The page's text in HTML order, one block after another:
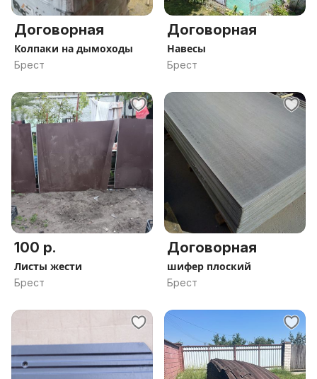
Договорная
Колпаки на дымоходы
Брест
Договорная
Навесы
Брест
100 р.
Листы жести
Брест
Договорная
шифер плоский
Брест